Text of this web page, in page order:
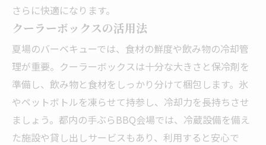
さらに快適になります。
クーラーボックスの活用法
夏場のバーベキューでは、食材の鮮度や飲み物の冷却管
理が重要。クーラーボックスは十分な大きさと保冷剤を
準備し、飲み物と食材をしっかり分けて梱包します。氷
やペットボトルを凍らせて持参し、冷却力を長持ちさせ
ましょう。都内の手ぶらBBQ会場では、冷蔵設備を備え
た施設や貸し出しサービスもあり、利用すると安心で